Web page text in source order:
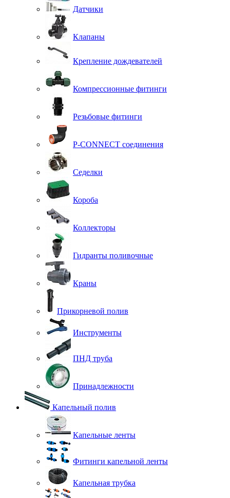
Датчики
Клапаны
Крепление дождевателей
Компрессионные фитинги
Резьбовые фитинги
P-CONNECT соединения
Седелки
Короба
Коллекторы
Гидранты поливочные
Краны
Прикорневой полив
Инструменты
ПНД труба
Принадлежности
Капельный полив
Капельные ленты
Фитинги капельной ленты
Капельная трубка